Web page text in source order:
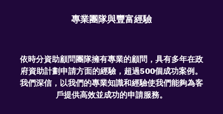
專業團隊與豐富經驗
依時分資助顧問團隊擁有專業的顧問，具有多年在政
府資助計劃申請方面的經驗，超過500個成功案例。
我們深信，以我們的專業知識和經驗使我們能夠為客
戶提供高效並成功的申請服務。